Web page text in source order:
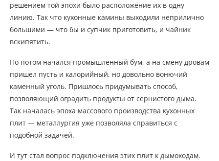
решением той эпохи было расположение их в одну
линию. Так что кухонные камины выходили неприлично
большими — что бы и супчик приготовить, и чайник
вскипятить.
Но потом начался промышленный бум, а на смену дровам
пришел пусть и калорийный, но довольно вонючий
каменный уголь. Пришлось придумывать способ,
позволяющий оградить продукты от сернистого дыма.
Так началась эпоха массового производства кухонных
плит — металлургия уже позволяла справиться с
подобной задачей.
И тут стал вопрос подключения этих плит к дымоходам.